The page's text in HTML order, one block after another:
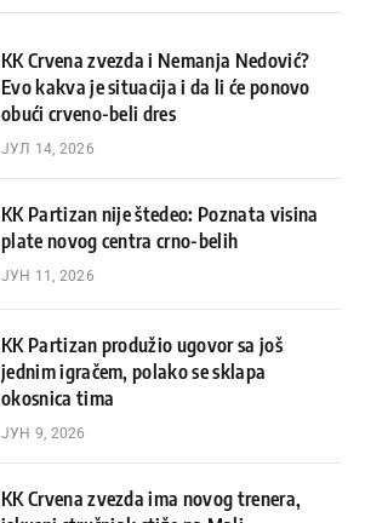
KK Crvena zvezda i Nemanja Nedović?
Evo kakva je situacija i da li će ponovo
obući crveno-beli dres
ЈУЛ 14, 2026
KK Partizan nije štedeo: Poznata visina
plate novog centra crno-belih
ЈУН 11, 2026
KK Partizan produžio ugovor sa još
jednim igračem, polako se sklapa
okosnica tima
ЈУН 9, 2026
KK Crvena zvezda ima novog trenera,